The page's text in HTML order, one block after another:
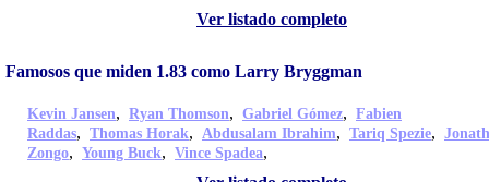
Ver listado completo
Famosos que miden 1.83 como Larry Bryggman
Kevin Jansen, Ryan Thomson, Gabriel Gómez, Fabien
Raddas, Thomas Horak, Abdusalam Ibrahim, Tariq Spezie,
Zongo, Young Buck, Vince Spadea,